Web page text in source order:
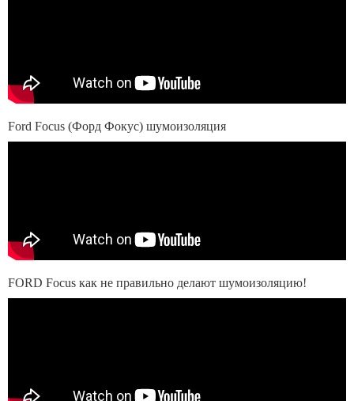
Ford Focus (Форд Фокус) шумоизоляция
FORD Focus как не правильно делают шумоизоляцию!